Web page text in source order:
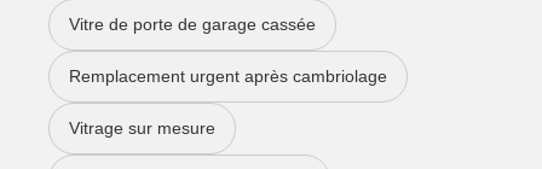
Vitre de porte de garage cassée
Remplacement urgent après cambriolage
Vitrage sur mesure